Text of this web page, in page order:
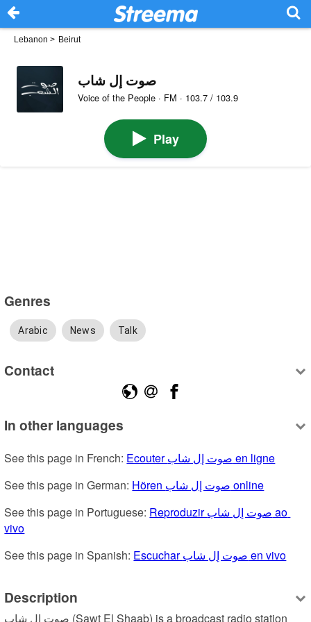
Lebanon > Beirut
صوت إل شاب
Voice of the People · FM · 103.7 / 103.9
Play
Genres
Arabic News Talk
Contact
In other languages
See this page in French:
Ecouter صوت إل شاب en ligne
See this page in German:
Hören صوت إل شاب online
See this page in Portuguese: Reproduzir صوت إل شاب ao
vivo
See this page in Spanish:
Escuchar صوت إل شاب en vivo
Description
صوت إل شاب (Sawt El Shaab) is a broadcast radio station